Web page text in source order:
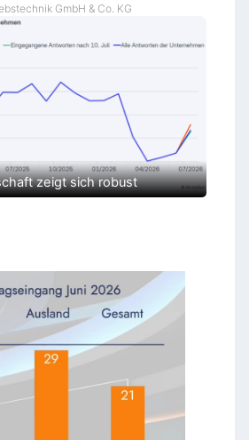
GmbH & Co. KG
zeigt sich robust